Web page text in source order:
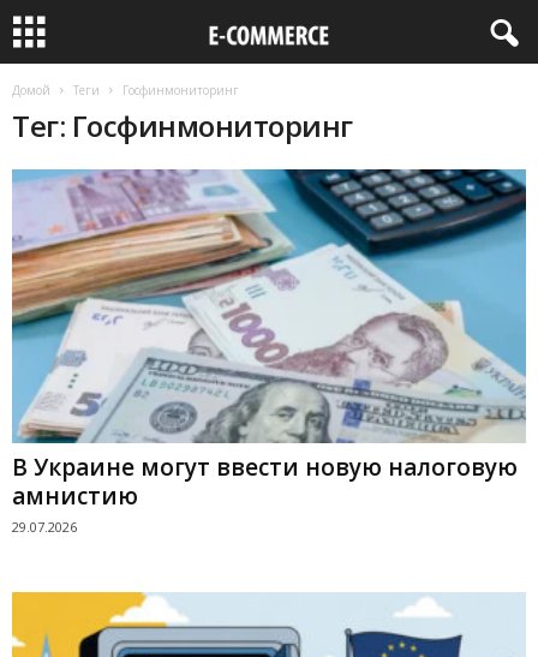
Домой Теги Госфинмониторинг
Тег: Госфинмониторинг
В Украине могут ввести новую налоговую
амнистию
29.07.2026